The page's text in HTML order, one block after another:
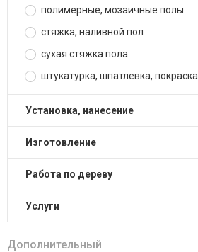
полимерные, мозаичные полы
стяжка, наливной пол
сухая стяжка пола
штукатурка, шпатлевка, покраска
установка, нанесение
изготовление
работа по дереву
услуги
Дополнительный